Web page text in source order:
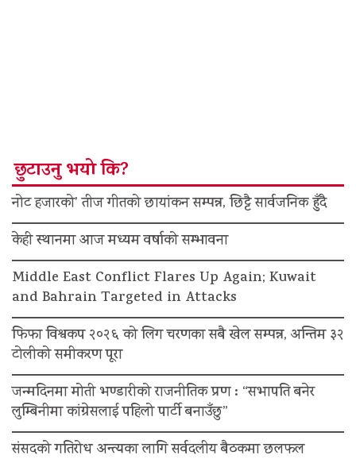
छुटाउनु भयो कि?
नोट हजारको’ तीज गीतको छायांकन सम्पन्न, छिट्टै सार्वजनिक हुँदै
केही स्थानमा आज मध्यम वर्षाको सम्भावना
Middle East Conflict Flares Up Again; Kuwait
and Bahrain Targeted in Attacks
फिफा विश्वकप २०२६ को लिग चरणका सबै खेल सम्पन्न, अन्तिम ३२
टोलीको समीकरण पूरा
जन्मदिनमा मोती भण्डारीको राजनीतिक प्रण : “सभापति बनेर
लुम्बिनीमा कांग्रेसलाई पहिलो पार्टी बनाउँछु”
संसदको गतिरोध अन्त्यका लागि सर्वदलीय बैठकमा छलफल